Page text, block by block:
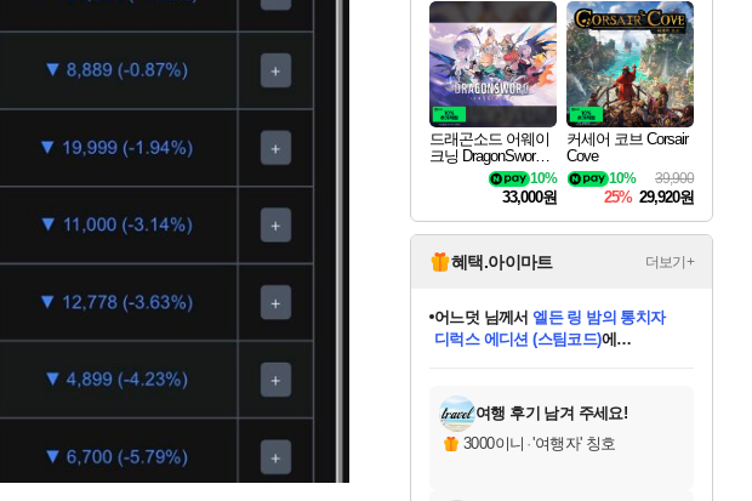
드래곤소드 어웨이
크닝 DragonSword A
10%
33,000원
커세어 코브 Corsair
Cove
39,900
10%
25% 29,920원
혜택.아이마트 더보기+
당첨되셨습니다.
당첨되셨습니다.
어느덧 님께서엘든 링 밤의 통치자
디럭스 에디션 (스팀코드)에
당첨되셨습니다.
에디션 (스팀코드) 를 교환.
당첨되셨습니다.
당첨되셨습니다.
당첨되셨습니다.
당첨되셨습니다.
여행 후기 남겨 주세요!
3000이니 ·'여행자' 칭호